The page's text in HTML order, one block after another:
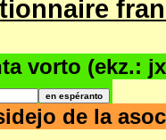
vorto (ekz.:
de la